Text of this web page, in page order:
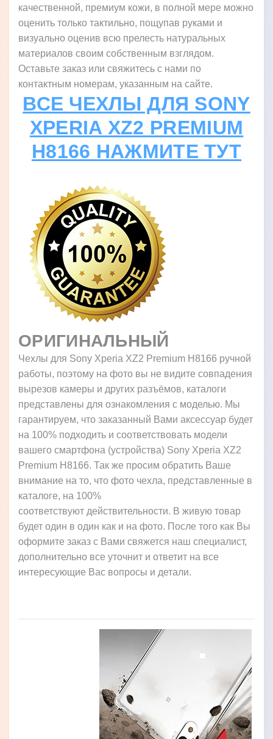
качественной, премиум кожи, в полной мере можно
оценить только тактильно, пощупав руками и
визуально оценив всю прелесть натуральных
материалов своим собственным взглядом.
Оставьте заказ или свяжитесь с нами по
контактным номерам, указанным на сайте.
ВСЕ ЧЕХЛЫ ДЛЯ SONY
XPERIA XZ2 PREMIUM
H8166 НАЖМИТЕ ТУТ
ОРИГИНАЛЬНЫЙ
Чехлы для Sony Xperia XZ2 Premium H8166 ручной
работы, поэтому на фото вы не видите совпадения
вырезов камеры и других разъёмов, каталоги
представлены для ознакомления с моделью. Мы
гарантируем, что заказанный Вами аксессуар будет
на 100% подходить и соответствовать модели
вашего смартфона (устройства) Sony Xperia XZ2
Premium H8166. Так же просим обратить Ваше
внимание на то, что фото чехла, представленные в
каталоге, на 100%
соответствуют действительности. В живую товар
будет один в один как и на фото. После того как Вы
оформите заказ с Вами свяжется наш специалист,
дополнительно все уточнит и ответит на все
интересующие Вас вопросы и детали.